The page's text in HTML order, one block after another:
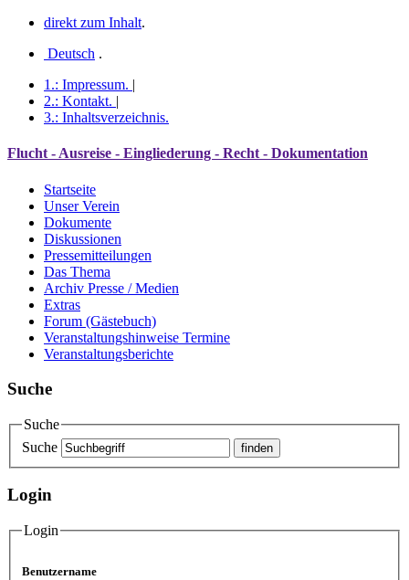
direkt zum Inhalt.
Deutsch .
1.: Impressum. |
2.: Kontakt. |
3.: Inhaltsverzeichnis.
Flucht - Ausreise - Eingliederung - Recht - Dokumentation
Startseite
Unser Verein
Dokumente
Diskussionen
Pressemitteilungen
Das Thema
Archiv Presse / Medien
Extras
Forum (Gästebuch)
Veranstaltungshinweise Termine
Veranstaltungsberichte
Suche
Suche
Suche
Login
Login
Benutzername